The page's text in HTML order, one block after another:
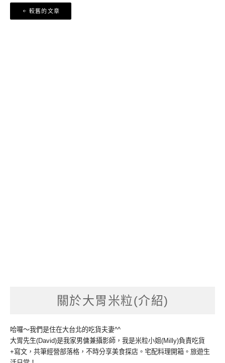
文
章
較舊的文章
關於大胃米粒(介紹)
哈囉～我們是住在大台北的吃貨夫妻^^
大胃先生(David)是我家男傭兼攝影師，我是米粒小姐(Milly)負責吃貨
+寫文，共筆經營部落格，不時分享美食探店。宅配料理開箱。旅遊生